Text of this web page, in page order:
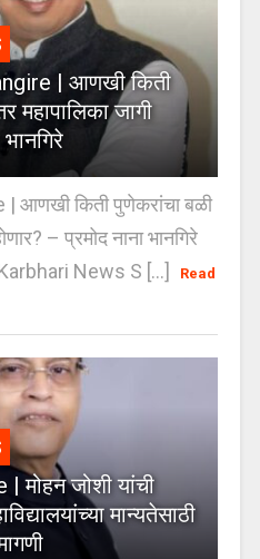
| आणखी किती
महापालिका जागी
आणखी किती पुणेकरांचा बळी
– प्रमोद नाना भानगिरे
News S [...]
Read
मोहन जोशी यांची
मान्यतेसाठी